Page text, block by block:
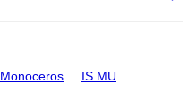
Monoceros IS MU